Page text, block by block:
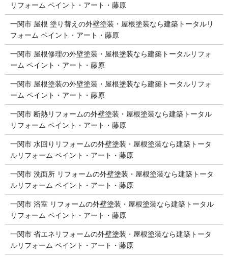
リフォーム ペイント・アート・藤原
一関市 屋根 塗り替えの外壁塗装・屋根塗装なら建築トータルリ
フォーム ペイント・アート・藤原
一関市 屋根修理の外壁塗装・屋根塗装なら建築トータルリフォ
ーム ペイント・アート・藤原
一関市 屋根塗装の外壁塗装・屋根塗装なら建築トータルリフォ
ーム ペイント・アート・藤原
一関市 断熱リフォームの外壁塗装・屋根塗装なら建築トータル
リフォーム ペイント・アート・藤原
一関市 水回りリフォームの外壁塗装・屋根塗装なら建築トータ
ルリフォーム ペイント・アート・藤原
一関市 洗面所 リフォームの外壁塗装・屋根塗装なら建築トータ
ルリフォーム ペイント・アート・藤原
一関市 浴室 リフォームの外壁塗装・屋根塗装なら建築トータル
リフォーム ペイント・アート・藤原
一関市 省エネリフォームの外壁塗装・屋根塗装なら建築トータ
ルリフォーム ペイント・アート・藤原